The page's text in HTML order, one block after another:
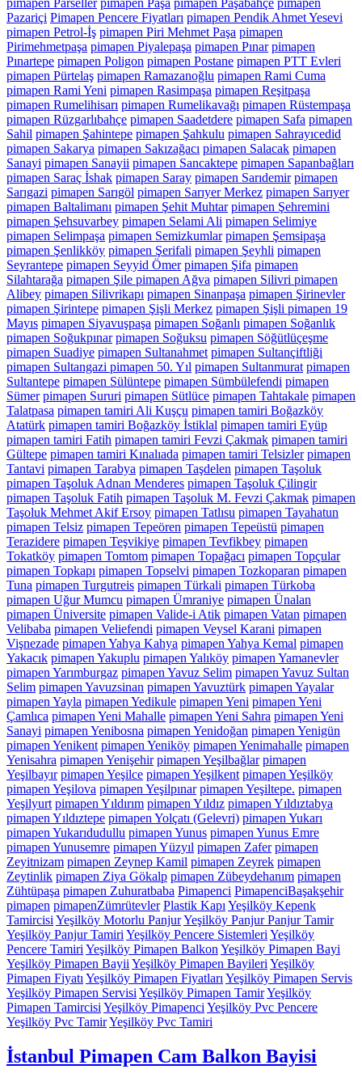
pimapen Parseller pimapen Paşa pimapen Paşabahçe pimapen
Pazariçi Pimapen Pencere Fiyatları pimapen Pendik Ahmet Yesevi
pimapen Petrol-İş pimapen Piri Mehmet Paşa pimapen
Pirimehmetpaşa pimapen Piyalepaşa pimapen Pınar pimapen
Pınartepe pimapen Poligon pimapen Postane pimapen PTT Evleri
pimapen Pürtelaş pimapen Ramazanoğlu pimapen Rami Cuma
pimapen Rami Yeni pimapen Rasimpaşa pimapen Reşitpaşa
pimapen Rumelihisarı pimapen Rumelikavağı pimapen Rüstempaşa
pimapen Rüzgarlıbahçe pimapen Saadetdere pimapen Safa pimapen
Sahil pimapen Şahintepe pimapen Şahkulu pimapen Sahrayıcedid
pimapen Sakarya pimapen Sakızağacı pimapen Salacak pimapen
Sanayi pimapen Sanayii pimapen Sancaktepe pimapen Sapanbağları
pimapen Saraç İshak pimapen Saray pimapen Sarıdemir pimapen
Sarıgazi pimapen Sarıgöl pimapen Sarıyer Merkez pimapen Sarıyer
pimapen Baltalimanı pimapen Şehit Muhtar pimapen Şehremini
pimapen Şehsuvarbey pimapen Selami Ali pimapen Selimiye
pimapen Selimpaşa pimapen Semizkumlar pimapen Şemsipaşa
pimapen Şenlikköy pimapen Şerifali pimapen Şeyhli pimapen
Seyrantepe pimapen Seyyid Ömer pimapen Şifa pimapen
Silahtarağa pimapen Şile pimapen Ağva pimapen Silivri pimapen
Alibey pimapen Silivrikapı pimapen Sinanpaşa pimapen Şirinevler
pimapen Şirintepe pimapen Şişli Merkez pimapen Şişli pimapen 19
Mayıs pimapen Siyavuşpaşa pimapen Soğanlı pimapen Soğanlık
pimapen Soğukpınar pimapen Soğuksu pimapen Söğütlüçeşme
pimapen Suadiye pimapen Sultanahmet pimapen Sultançiftliği
pimapen Sultangazi pimapen 50. Yıl pimapen Sultanmurat pimapen
Sultantepe pimapen Sülüntepe pimapen Sümbülefendi pimapen
Sümer pimapen Sururi pimapen Sütlüce pimapen Tahtakale pimapen
Talatpasa pimapen tamiri Ali Kuşçu pimapen tamiri Boğazköy
Atatürk pimapen tamiri Boğazköy İstiklal pimapen tamiri Eyüp
pimapen tamiri Fatih pimapen tamiri Fevzi Çakmak pimapen tamiri
Gültepe pimapen tamiri Kınalıada pimapen tamiri Telsizler pimapen
Tantavi pimapen Tarabya pimapen Taşdelen pimapen Taşoluk
pimapen Taşoluk Adnan Menderes pimapen Taşoluk Çilingir
pimapen Taşoluk Fatih pimapen Taşoluk M. Fevzi Çakmak pimapen
Taşoluk Mehmet Akif Ersoy pimapen Tatlısu pimapen Tayahatun
pimapen Telsiz pimapen Tepeören pimapen Tepeüstü pimapen
Terazidere pimapen Teşvikiye pimapen Tevfikbey pimapen
Tokatköy pimapen Tomtom pimapen Topağacı pimapen Topçular
pimapen Topkapı pimapen Topselvi pimapen Tozkoparan pimapen
Tuna pimapen Turgutreis pimapen Türkali pimapen Türkoba
pimapen Uğur Mumcu pimapen Ümraniye pimapen Ünalan
pimapen Üniversite pimapen Valide-i Atik pimapen Vatan pimapen
Velibaba pimapen Veliefendi pimapen Veysel Karani pimapen
Vişnezade pimapen Yahya Kahya pimapen Yahya Kemal pimapen
Yakacık pimapen Yakuplu pimapen Yalıköy pimapen Yamanevler
pimapen Yarımburgaz pimapen Yavuz Selim pimapen Yavuz Sultan
Selim pimapen Yavuzsinan pimapen Yavuztürk pimapen Yayalar
pimapen Yayla pimapen Yedikule pimapen Yeni pimapen Yeni
Çamlıca pimapen Yeni Mahalle pimapen Yeni Sahra pimapen Yeni
Sanayi pimapen Yenibosna pimapen Yenidoğan pimapen Yenigün
pimapen Yenikent pimapen Yeniköy pimapen Yenimahalle pimapen
Yenisahra pimapen Yenişehir pimapen Yeşilbağlar pimapen
Yeşilbayır pimapen Yeşilce pimapen Yeşilkent pimapen Yeşilköy
pimapen Yeşilova pimapen Yeşilpınar pimapen Yeşiltepe. pimapen
Yeşilyurt pimapen Yıldırım pimapen Yıldız pimapen Yıldıztabya
pimapen Yıldıztepe pimapen Yolçatı (Gelevri) pimapen Yukarı
pimapen Yukarıdudullu pimapen Yunus pimapen Yunus Emre
pimapen Yunusemre pimapen Yüzyıl pimapen Zafer pimapen
Zeyitnizam pimapen Zeynep Kamil pimapen Zeyrek pimapen
Zeytinlik pimapen Ziya Gökalp pimapen Zübeydehanım pimapen
Zühtüpaşa pimapen Zuhuratbaba Pimapenci PimapenciBaşakşehir
pimapen pimapenZümrütevler Plastik Kapı Yeşilköy Kepenk
Tamircisi Yeşilköy Motorlu PanjurYeşilköy Panjur Panjur Tamir
Yeşilköy Panjur Tamiri Yeşilköy Pencere Sistemleri Yeşilköy
Pencere Tamiri Yeşilköy Pimapen Balkon Yeşilköy Pimapen Bayi
Yeşilköy Pimapen Bayii Yeşilköy Pimapen Bayileri Yeşilköy
Pimapen Fiyatı Yeşilköy Pimapen Fiyatları Yeşilköy Pimapen Servis
Yeşilköy Pimapen Servisi Yeşilköy Pimapen TamirYeşilköy
Pimapen Tamircisi Yeşilköy Pimapenci Yeşilköy Pvc Pencere
Yeşilköy Pvc TamirYeşilköy Pvc Tamiri
İstanbul Pimapen Cam Balkon Bayisi